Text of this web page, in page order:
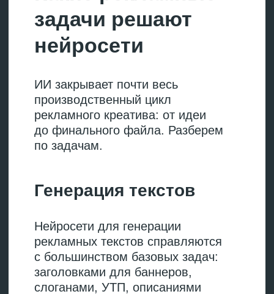
секунд. Где это делать:
кинематографичные ролики
с реалистичным движением
камеры.
Runway
Veo
Делает видео
с синхронизированным
звуком: музыкой, голосом,